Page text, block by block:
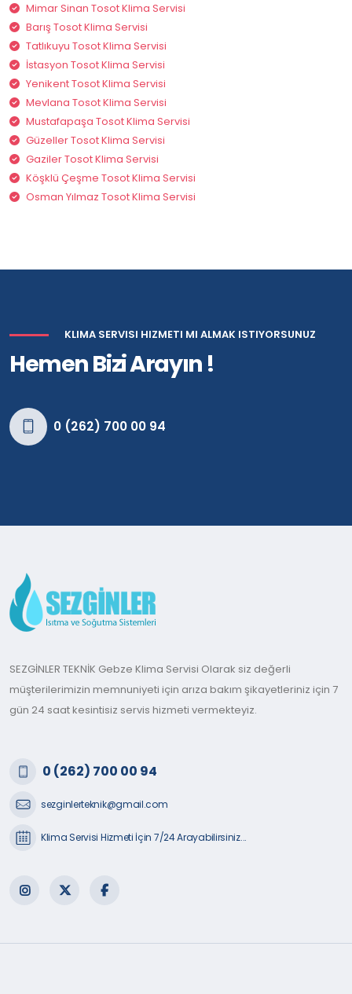
Mimar Sinan Tosot Klima Servisi
Barış Tosot Klima Servisi
Tatlıkuyu Tosot Klima Servisi
İstasyon Tosot Klima Servisi
Yenikent Tosot Klima Servisi
Mevlana Tosot Klima Servisi
Mustafapaşa Tosot Klima Servisi
Güzeller Tosot Klima Servisi
Gaziler Tosot Klima Servisi
Köşklü Çeşme Tosot Klima Servisi
Osman Yılmaz Tosot Klima Servisi
KLIMA SERVISI HIZMETI MI ALMAK ISTIYORSUNUZ
Hemen Bizi Arayın !
0 (262) 700 00 94
SEZGİNLER TEKNİK Gebze Klima Servisi Olarak siz değerli
müşterilerimizin memnuniyeti için arıza bakım şikayetleriniz için 7
gün 24 saat kesintisiz servis hizmeti vermekteyiz.
0 (262) 700 00 94
sezginlerteknik@gmail.com
Klima Servisi Hizmeti İçin 7/24 Arayabilirsiniz...